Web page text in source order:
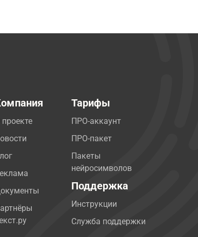
Тарифы
ПРО-аккаунт
ПРО-пакет
Пакеты
нейросимволов
Поддержка
Инструкции
Служба поддержки